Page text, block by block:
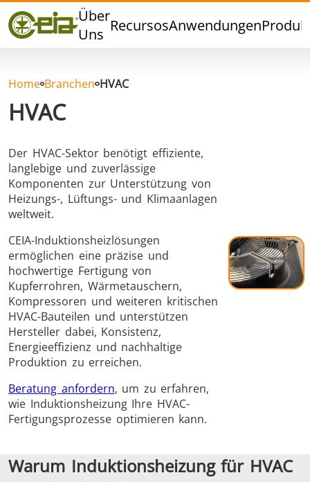
Über
Uns RecursosAnwendungen
Qualität
Händler
FAQ
Hartlöten Weichlöten
Aluminumlöten Verschlussversiegelung
Home Branchen HVAC
HVAC
Der HVAC-Sektor benötigt effiziente,
langlebige und zuverlässige
Komponenten zur Unterstützung von
Heizungs-, Lüftungs- und Klimaanlagen
weltweit.
CEIA-Induktionsheizlösungen
ermöglichen eine präzise und
hochwertige Fertigung von
Kupferrohren, Wärmetauschern,
Kompressoren und weiteren kritischen
HVAC-Bauteilen und unterstützen
Hersteller dabei, Konsistenz,
Energieeffizienz und nachhaltige
Produktion zu erreichen.
Beratung anfordern, um zu erfahren,
wie Induktionsheizung Ihre HVAC-
Fertigungsprozesse optimieren kann.
Warum Induktionsheizung für HVAC